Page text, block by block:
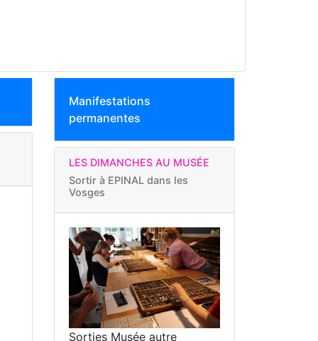
Manifestations
permanentes
LES DIMANCHES AU MUSÉE
Sortir à EPINAL dans les
Vosges
Sorties Musée autre